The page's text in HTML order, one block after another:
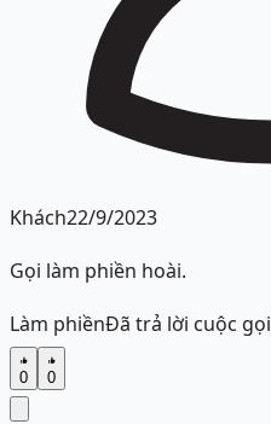
Khách22/9/2023
Gọi làm phiền hoài.
Làm phiềnĐã trả lời cuộc gọi
0 0